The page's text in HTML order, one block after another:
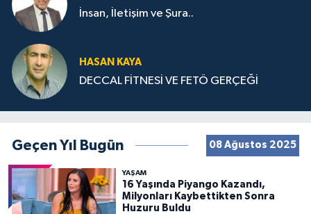
İnsan, İletişim ve Şura..
HASAN KAYA
DECCAL FİTNESİ VE FETÖ GERÇEĞİ
Geçen Yıl Bugün 08 Ağustos 2025
YAŞAM
16 Yaşında Piyango Kazandı,
Milyonları Kaybettikten Sonra
Huzuru Buldu